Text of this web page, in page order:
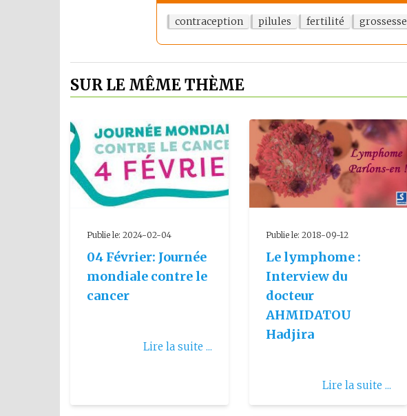
contraception pilules fertilité grossesse
SUR LE MÊME THÈME
Publie le: 2024-02-04
04 Février: Journée
mondiale contre le
cancer
Lire la suite ...
Publie le: 2018-09-12
Le lymphome :
Interview du
docteur
AHMIDATOU
Hadjira
Lire la suite ...